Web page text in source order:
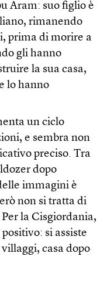
Aram: suo figlio è
rimanendo
prima di morire a
gli hanno
la sua casa,
lo hanno
un ciclo
e sembra non
preciso. Tra
dopo
immagini è
non si tratta di
la Cisgiordania,
si assiste
casa dopo